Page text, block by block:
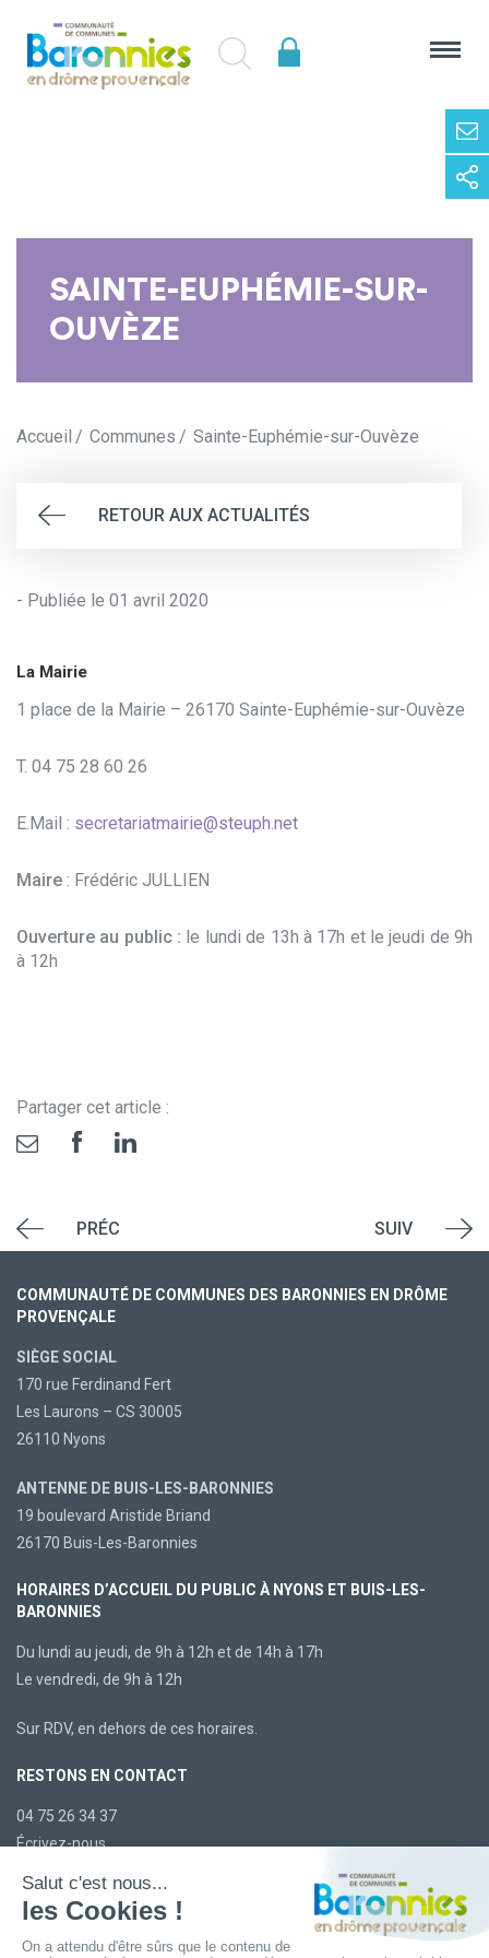
SAINTE-EUPHÉMIE-SUR-
OUVÈZE
Accueil Communes Sainte-Euphémie-sur-Ouvèze
RETOUR AUX ACTUALITÉS
- Publiée le 01 avril 2020
La Mairie
1 place de la Mairie – 26170 Sainte-Euphémie-sur-Ouvèze
T. 04 75 28 60 26
E.Mail : secretariatmairie@steuph.net
Maire : Frédéric JULLIEN
Ouverture au public : le lundi de 13h à 17h et le jeudi de 9h
à 12h
Partager cet article :
PRÉC SUIV
COMMUNAUTÉ DE COMMUNES DES BARONNIES EN DRÔME
PROVENÇALE
SIÈGE SOCIAL
170 rue Ferdinand Fert
Les Laurons – CS 30005
26110 Nyons
ANTENNE DE BUIS-LES-BARONNIES
19 boulevard Aristide Briand
26170 Buis-Les-Baronnies
HORAIRES D’ACCUEIL DU PUBLIC À NYONS ET BUIS-LES-
BARONNIES
Du lundi au jeudi, de 9h à 12h et de 14h à 17h
Le vendredi, de 9h à 12h
Sur RDV, en dehors de ces horaires.
RESTONS EN CONTACT
04 75 26 34 37
Écrivez-nous
LA CCBDP